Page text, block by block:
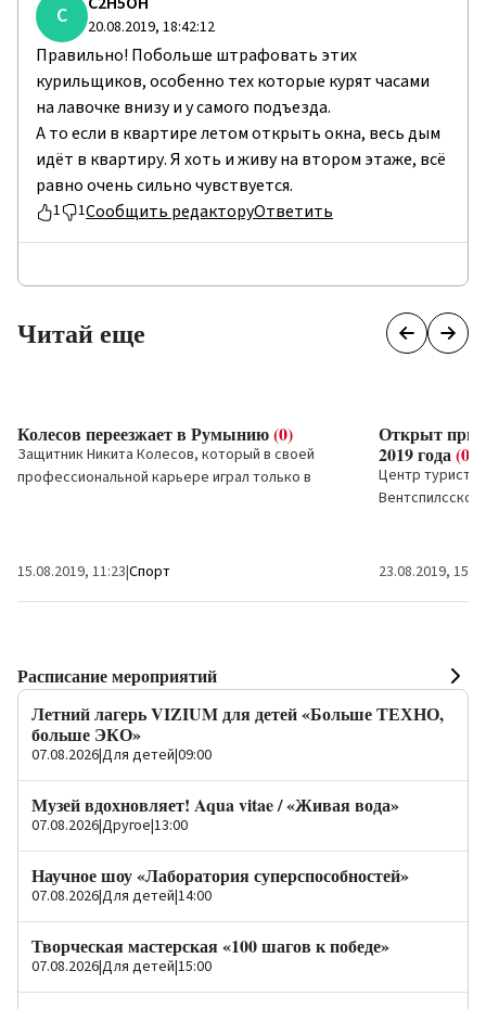
C 20.08.2019, 18:42:12
Правильно! Побольше штрафовать этих
курильщиков, особенно тех которые курят часами
на лавочке внизу и у самого подъезда.
А то если в квартире летом открыть окна, весь дым
идёт в квартиру. Я хоть и живу на втором этаже, всё
равно очень сильно чувствуется.
1 1Сообщить редакторуОтветить
Читай еще
Колесов переезжает в Румынию(0)
Защитник Никита Колесов, который в своей
профессиональной карьере играл только в
15.08.2019, 11:23|Спорт
Открыт
2019 года(0)
Центр
23.08.2019, 15:36
Расписание мероприятий
Летний лагерь VIZIUM для детей «Больше ТЕХНО,
больше ЭКО»
07.08.2026|Для детей|09:00
Музей вдохновляет! Aqua vitae / «Живая вода»
07.08.2026|Другое|13:00
Научное шоу «Лаборатория суперспособностей»
07.08.2026|Для детей|14:00
Творческая мастерская «100 шагов к победе»
07.08.2026|Для детей|15:00